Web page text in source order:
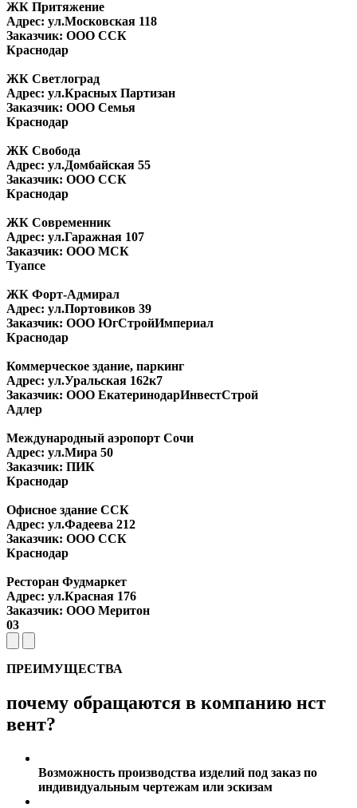
ЖК Притяжение
Адрес: ул.Московская 118
Заказчик: ООО ССК
Краснодар
ЖК Светлоград
Адрес: ул.Красных Партизан
Заказчик: ООО Семья
Краснодар
ЖК Свобода
Адрес: ул.Домбайская 55
Заказчик: ООО ССК
Краснодар
ЖК Современник
Адрес: ул.Гаражная 107
Заказчик: ООО МСК
Туапсе
ЖК Форт-Адмирал
Адрес: ул.Портовиков 39
Заказчик: ООО ЮгСтройИмпериал
Краснодар
Коммерческое здание, паркинг
Адрес: ул.Уральская 162к7
Заказчик: ООО ЕкатеринодарИнвестСтрой
Адлер
Международный аэропорт Сочи
Адрес: ул.Мира 50
Заказчик: ПИК
Краснодар
Офисное здание ССК
Адрес: ул.Фадеева 212
Заказчик: ООО ССК
Краснодар
Ресторан Фудмаркет
Адрес: ул.Красная 176
Заказчик: ООО Меритон
03
ПРЕИМУЩЕСТВА
почему обращаются в компанию нст
вент?
Возможность производства изделий под заказ по
индивидуальным чертежам или эскизам